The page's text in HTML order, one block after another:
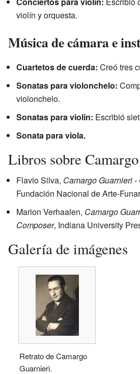
violín y orquesta.
Música de cámara e
Cuartetos de cuerda: Creó tres
Sonatas para violonchelo:
violonchelo.
Sonatas para violín: Escribió
Sonata para viola.
Libros sobre
Flavio Silva, Camargo Guarnieri
Fundación Nacional de Arte-
Marion Verhaalen, Camargo
Composer, Indiana University
Galería de imágenes
Retrato de Camargo
Guarnieri.